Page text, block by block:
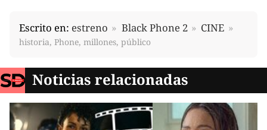
Escrito en: estreno Black Phone 2 CINE
historia, Phone, millones, público
Noticias relacionadas